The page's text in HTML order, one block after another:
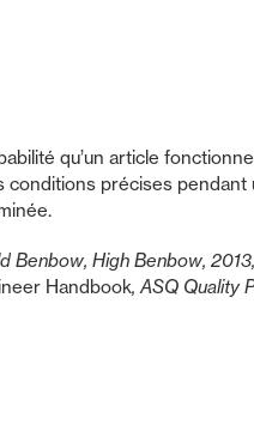
qu’un article
conditions précises pendant
Benbow, High Benbow, 2013,
Handbook, ASQ Quality